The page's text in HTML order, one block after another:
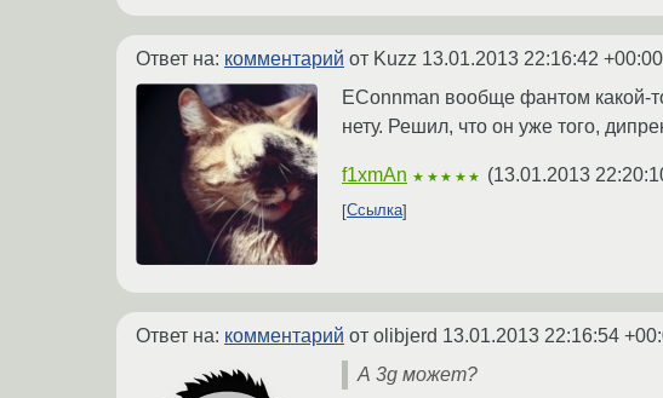
Ответ на: комментарий от Kuzz 13.01.2013 22:16:42 +00:00
EConnman вообще фантом какой-
нету. Решил, что он уже того,
f1xmAn ★★★★★ (13.01.2013
Ссылка
Ответ на: комментарий от olibjerd 13.01.2013 22:16:54
А 3g может?